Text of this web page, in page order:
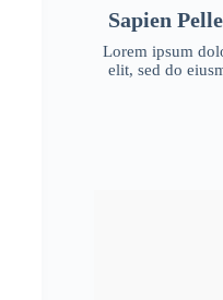
Sapien
Lorem ipsum
elit, sed do